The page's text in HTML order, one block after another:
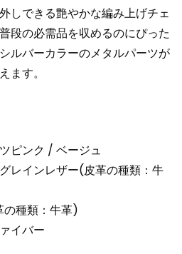
しできる艶やかな編み上げチェ
段の必需品を収めるのにぴった
ルバーカラーのメタルパーツが
ます。
ピンク / ベージュ
レインレザー(皮革の種類：牛
の種類：牛革)
イバー